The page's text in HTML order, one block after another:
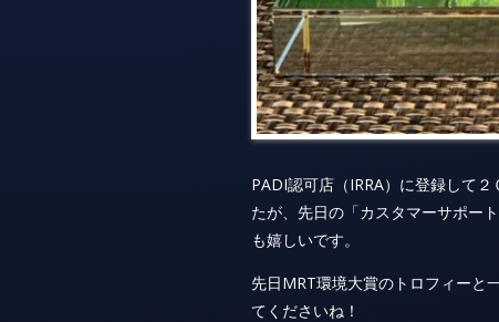
PADI認可店（IRRA）に登録して
たが、先日の「カスタマーサポー
も嬉しいです。
先日MRT環境大賞のトロフィーと
てくださいね！